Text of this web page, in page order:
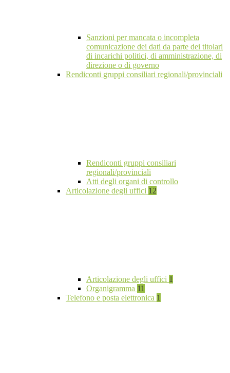
Sanzioni per mancata o incompleta
comunicazione dei dati da parte dei titolari
di incarichi politici, di amministrazione, di
direzione o di governo
Rendiconti gruppi consiliari regionali/provinciali
Rendiconti gruppi consiliari
regionali/provinciali
Atti degli organi di controllo
Articolazione degli uffici 12
Articolazione degli uffici 1
Organigramma 11
Telefono e posta elettronica 1